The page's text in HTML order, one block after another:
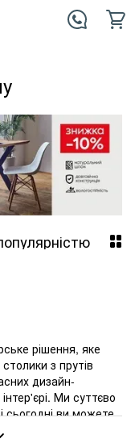
рішення, яке
з прутів
дизайн-
Ми суттєво
сьогодні ви можете
по Україні.